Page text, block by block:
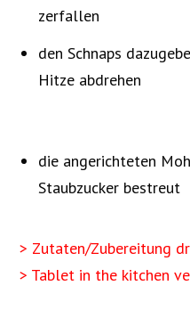
zerfallen
den Schnaps
Hitze abdrehen
die angerichteten
Staubzucker bestreut
> Zutaten/Zubereitung
> Tablet in the kitchen